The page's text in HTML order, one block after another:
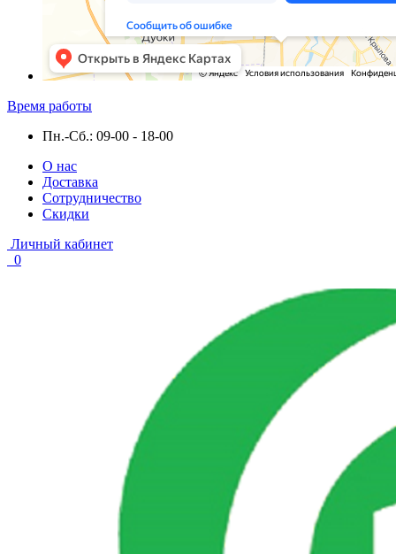
Время работы
Пн.-Сб.: 09-00 - 18-00
О нас
Доставка
Сотрудничество
Скидки
Личный кабинет
0